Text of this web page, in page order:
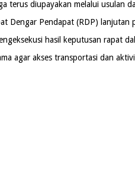
terus diupayakan melalui usulan
Dengar Pendapat (RDP)
hasil keputusan rapat
agar akses transportasi dan